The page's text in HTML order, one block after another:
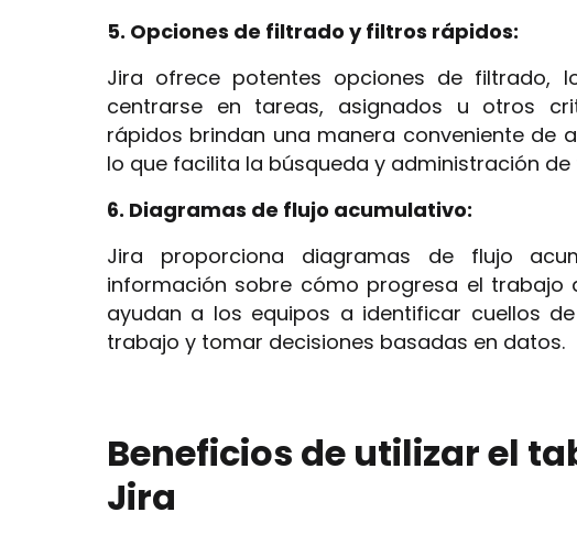
5. Opciones de filtrado y filtros rápidos:
Jira ofrece potentes opciones de filtrado,
centrarse en tareas, asignados u otros
rápidos brindan una manera conveniente de
lo que facilita la búsqueda y administración de
6. Diagramas de flujo acumulativo:
Jira proporciona diagramas de flujo
información sobre cómo progresa el trabajo
ayudan a los equipos a identificar cuellos
trabajo y tomar decisiones basadas en datos.
Beneficios de utilizar el
Jira